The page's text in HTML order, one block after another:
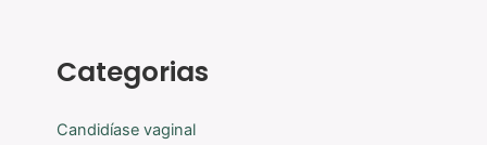
Categorias
Candidíase vaginal